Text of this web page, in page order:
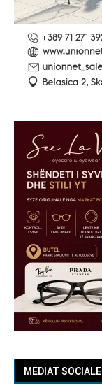
MEDIAT SOCIALE